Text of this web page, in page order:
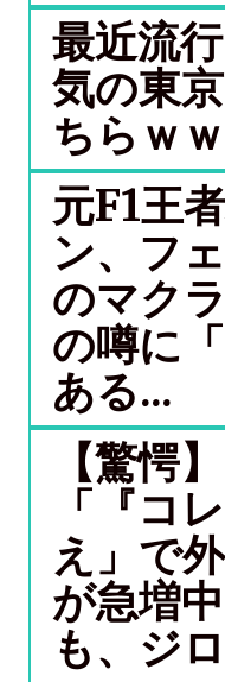
最近流
気の東
ちらｗ
元F1王
ン、フ
のマク
の噂に
ある...
【驚愕
「『コ
え」で
が急増
も、ジ